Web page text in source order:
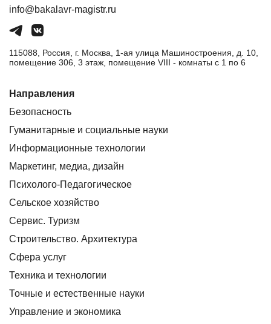
info@bakalavr-magistr.ru
115088, Россия, г. Москва, 1-ая улица Машиностроения, д. 10,
помещение 306, 3 этаж, помещение VIII - комнаты с 1 по 6
Направления
Безопасность
Гуманитарные и социальные науки
Информационные технологии
Маркетинг, медиа, дизайн
Психолого-Педагогическое
Сельское хозяйство
Сервис. Туризм
Строительство. Архитектура
Сфера услуг
Техника и технологии
Точные и естественные науки
Управление и экономика